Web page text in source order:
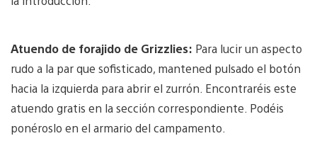
Atuendo de forajido de Grizzlies: Para lucir un aspecto
rudo a la par que sofisticado, mantened pulsado el botón
hacia la izquierda para abrir el zurrón. Encontraréis este
atuendo gratis en la sección correspondiente. Podéis
ponéroslo en el armario del campamento.